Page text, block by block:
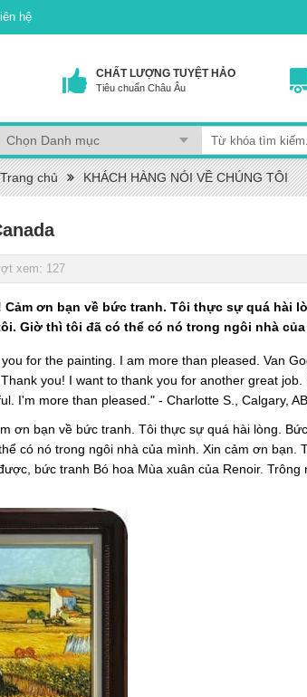
hệ
CHẤT LƯỢNG TUYỆT HẢO
Tiêu chuẩn Châu Âu
Trang chủ KHÁCH HÀNG NÓI VỀ CHÚNG TÔI
xem: 127
ơn bạn về bức tranh. Tôi thực sự quá hài
Giờ thì tôi đã có thể có nó trong ngôi nhà
for the painting. I am more than pleased. Van
you! I want to thank you for another great
I'm more than pleased." - Charlotte S., Calgary,
ơn bạn về bức tranh. Tôi thực sự quá hài lòng.
có nó trong ngôi nhà của mình. Xin cảm ơn bạn.
bức tranh Bó hoa Mùa xuân của Renoir.